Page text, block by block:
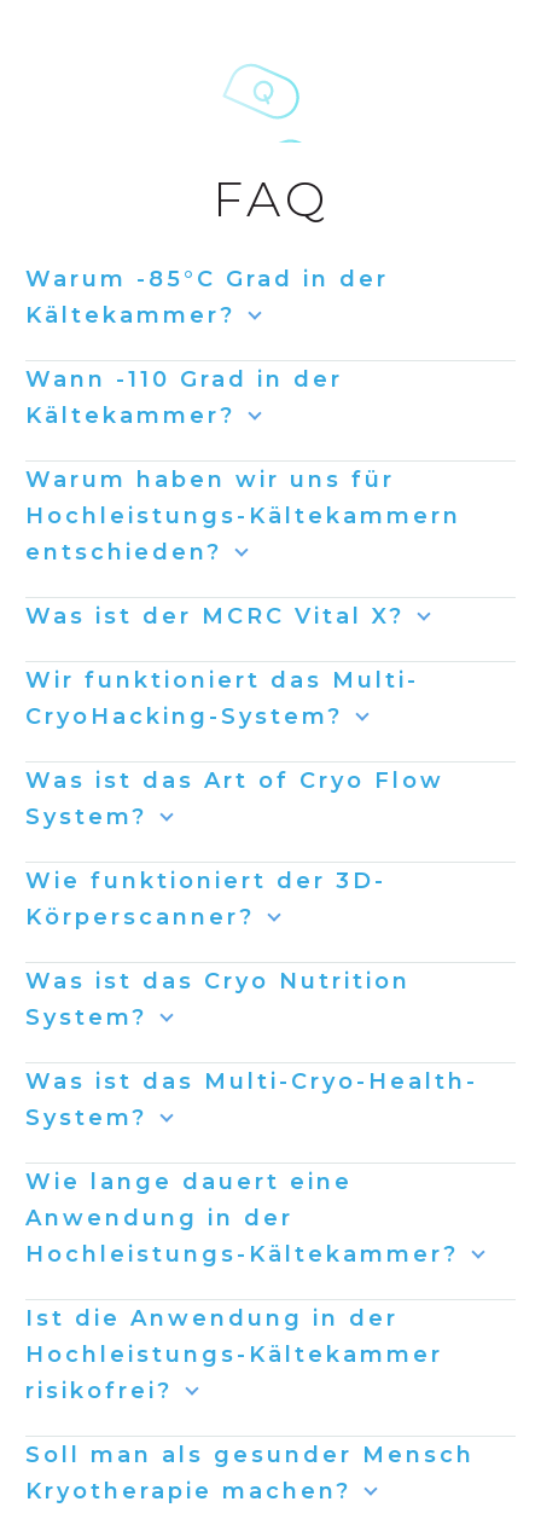
FAQ
Warum -85°C Grad in der
Kältekammer?
Wann -110 Grad in der
Kältekammer?
Warum haben wir uns für
Hochleistungs-Kältekammern
entschieden?
Was ist der MCRC Vital X?
Wir funktioniert das Multi-
CryoHacking-System?
Was ist das Art of Cryo Flow
System?
Wie funktioniert der 3D-
Körperscanner?
Was ist das Cryo Nutrition
System?
Was ist das Multi-Cryo-Health-
System?
Wie lange dauert eine
Anwendung in der
Hochleistungs-Kältekammer?
Ist die Anwendung in der
Hochleistungs-Kältekammer
risikofrei?
Soll man als gesunder Mensch
Kryotherapie machen?